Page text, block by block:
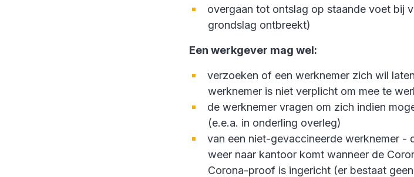
overgaan tot ontslag op staande voet bij
grondslag ontbreekt)
Een werkgever mag wel:
verzoeken of een werknemer zich wil
werknemer is niet verplicht om mee te
de werknemer vragen om zich indien
(e.e.a. in onderling overleg)
van een niet-gevaccineerde werknemer -
weer naar kantoor komt wanneer de
Corona-proof is ingericht (er bestaat